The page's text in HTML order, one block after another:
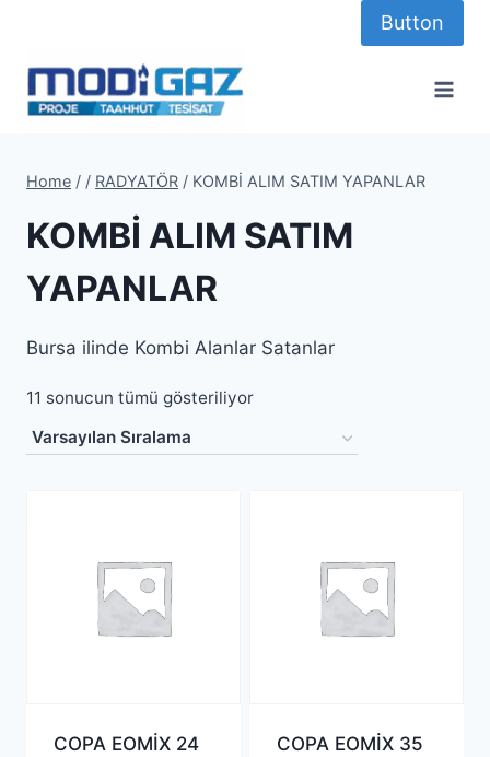
content
Button
Home / / RADYATÖR / KOMBİ ALIM SATIM YAPANLAR
KOMBİ ALIM SATIM
YAPANLAR
Bursa ilinde Kombi Alanlar Satanlar
11 sonucun tümü gösteriliyor
COPA EOMİX 24
COPA EOMİX 35